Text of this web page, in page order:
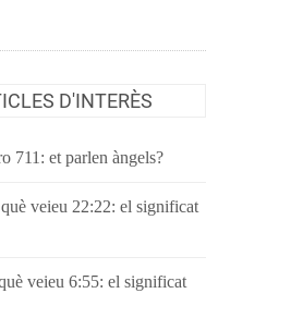
D'INTERÈS
711: et parlen àngels?
veieu 22:22: el significat
veieu 6:55: el significat